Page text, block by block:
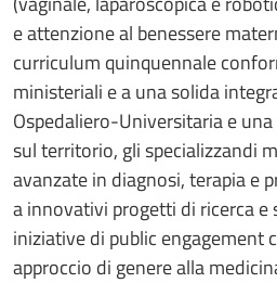
e attenzione al benessere
curriculum quinquennale
ministeriali e a una solida
Ospedaliero-Universitaria e
sul territorio, gli specializzandi
avanzate in diagnosi, terapia e
a innovativi progetti di ricerca
iniziative di public engagement
approccio di genere alla